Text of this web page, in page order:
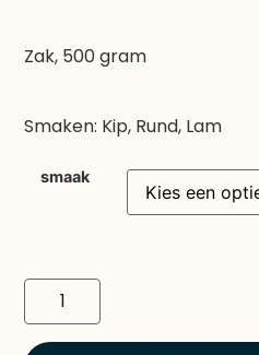
Zak, 500 gram
Smaken: Kip, Rund, Lam
smaak